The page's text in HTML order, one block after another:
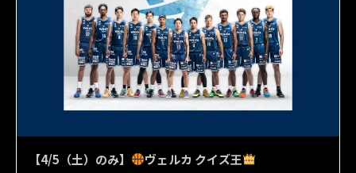
【4/5（土）のみ】 ヴェルカ クイズ王